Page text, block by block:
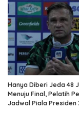
Hanya Diberi Jeda 48
Menuju Final, Pelatih
Jadwal Piala Presiden